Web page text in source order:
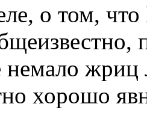
о том,
немало
хорошо